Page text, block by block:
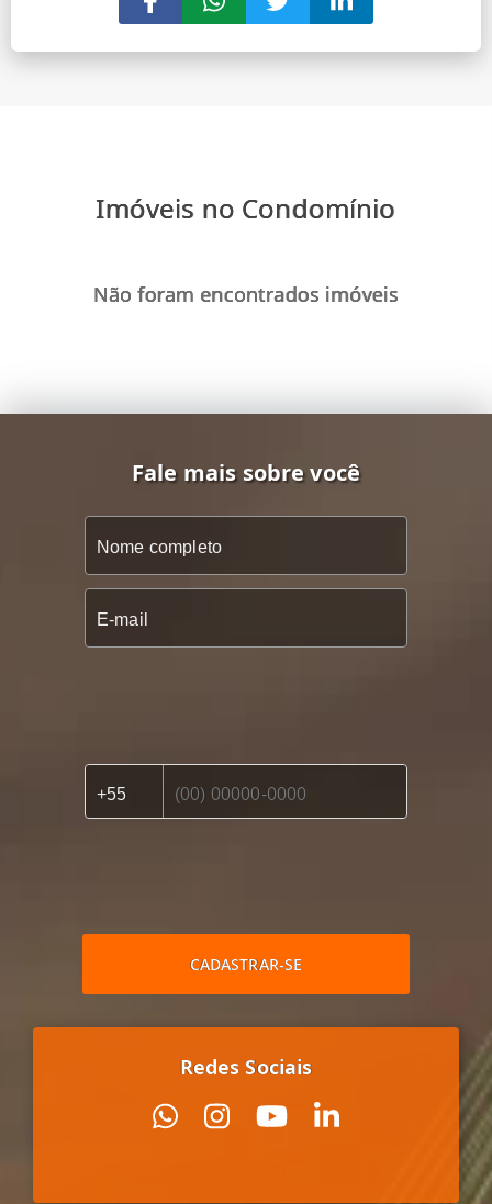
Imóveis no Condomínio
Não foram encontrados imóveis
Fale mais sobre você
CADASTRAR-SE
Redes Sociais